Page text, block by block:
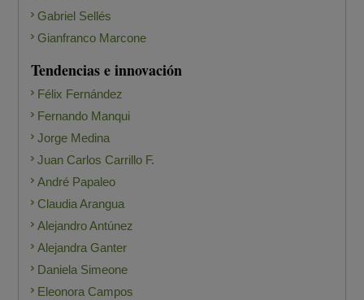
Gabriel Sellés
Gianfranco Marcone
Tendencias e innovación
Félix Fernández
Fernando Manqui
Jorge Medina
Juan Carlos Carrillo F.
André Papaleo
Claudia Arangua
Alejandro Antúnez
Alejandra Ganter
Daniela Simeone
Eleonora Campos